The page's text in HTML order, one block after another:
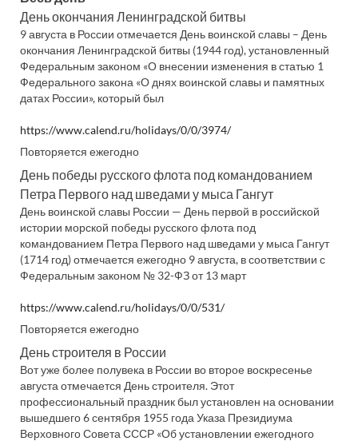
День окончания Ленинградской битвы
9 августа в России отмечается День воинской славы – День
окончания Ленинградской битвы (1944 год), установленный
Федеральным законом «О внесении изменения в статью 1
Федерального закона «О днях воинской славы и памятных
датах России», который был
https://www.calend.ru/holidays/0/0/3974/
Повторяется ежегодно
День победы русского флота под командованием
Петра Первого над шведами у мыса Гангут
День воинской славы России — День первой в российской
истории морской победы русского флота под
командованием Петра Первого над шведами у мыса Гангут
(1714 год) отмечается ежегодно 9 августа, в соответствии с
Федеральным законом № 32-ФЗ от 13 март
https://www.calend.ru/holidays/0/0/531/
Повторяется ежегодно
День строителя в России
Вот уже более полувека в России во второе воскресенье
августа отмечается День строителя. Этот
профессиональный праздник был установлен на основании
вышедшего 6 сентября 1955 года Указа Президиума
Верховного Совета СССР «Об установлении ежегодного